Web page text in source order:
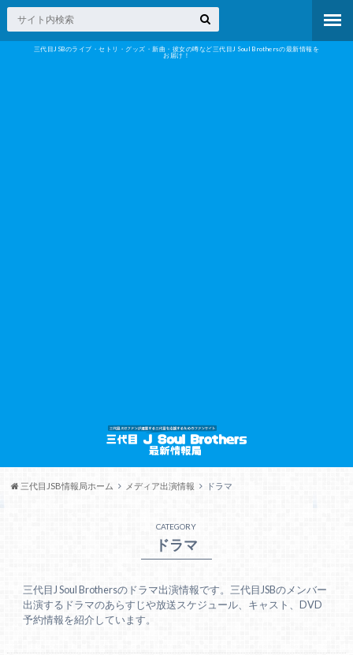
三代目JSBのライブ・セトリ・グッズ・新曲・彼女の噂など三代目J Soul Brothersの最新情報を
お届け！
三代目JSB情報局ホーム メディア出演情報 ドラマ
CATEGORY
ドラマ
三代目J Soul Brothersのドラマ出演情報です。三代目JSBのメンバー
出演するドラマのあらすじや放送スケジュール、キャスト、DVD
予約情報を紹介しています。